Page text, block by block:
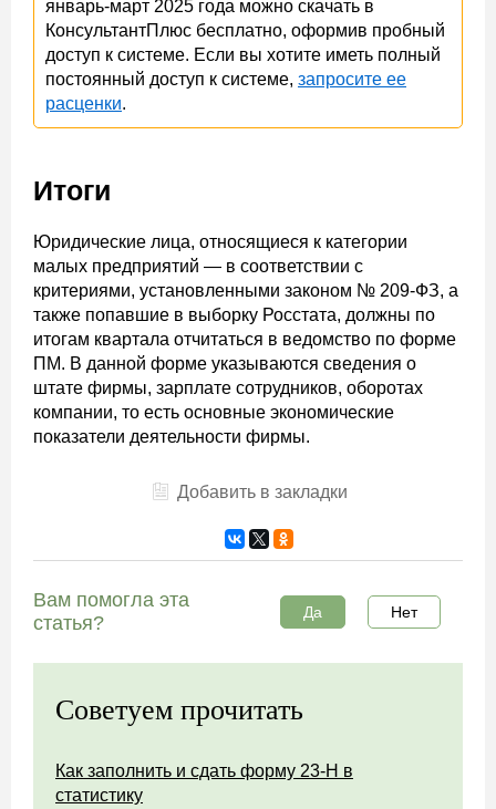
январь-март 2025 года можно скачать в
КонсультантПлюс бесплатно, оформив пробный
доступ к системе. Если вы хотите иметь полный
постоянный доступ к системе, запросите ее
расценки.
Итоги
Юридические лица, относящиеся к категории
малых предприятий — в соответствии с
критериями, установленными законом № 209-ФЗ, а
также попавшие в выборку Росстата, должны по
итогам квартала отчитаться в ведомство по форме
ПМ. В данной форме указываются сведения о
штате фирмы, зарплате сотрудников, оборотах
компании, то есть основные экономические
показатели деятельности фирмы.
Добавить в закладки
Вам помогла эта
статья?
Да Нет
Советуем прочитать
Как заполнить и сдать форму 23-Н в
статистику